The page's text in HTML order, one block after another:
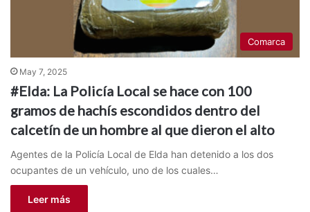
Comarca
May 7, 2025
#Elda: La Policía Local se hace con 100
gramos de hachís escondidos dentro del
calcetín de un hombre al que dieron el alto
Agentes de la Policía Local de Elda han detenido a los dos
ocupantes de un vehículo, uno de los cuales…
Leer más